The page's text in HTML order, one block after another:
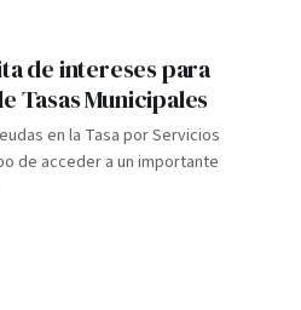
de intereses para
Tasas Municipales
en la Tasa por Servicios
de acceder a un importante